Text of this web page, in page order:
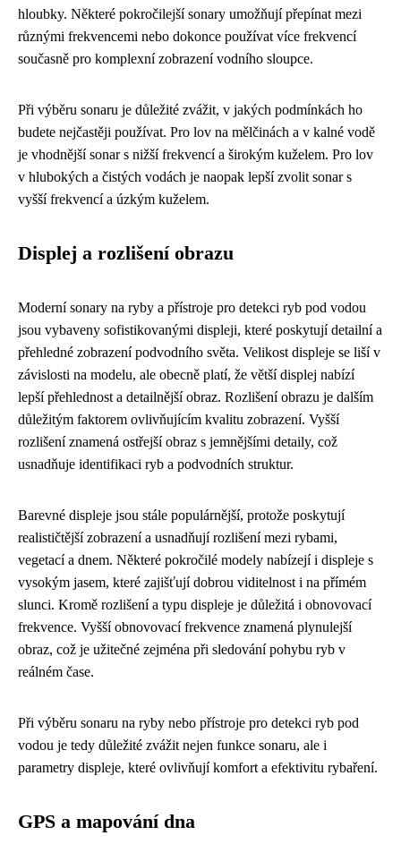
hloubky. Některé pokročilejší sonary umožňují přepínat mezi
různými frekvencemi nebo dokonce používat více frekvencí
současně pro komplexní zobrazení vodního sloupce.
Při výběru sonaru je důležité zvážit, v jakých podmínkách ho
budete nejčastěji používat. Pro lov na mělčinách a v kalné vodě
je vhodnější sonar s nižší frekvencí a širokým kuželem. Pro lov
v hlubokých a čistých vodách je naopak lepší zvolit sonar s
vyšší frekvencí a úzkým kuželem.
Displej a rozlišení obrazu
Moderní sonary na ryby a přístroje pro detekci ryb pod vodou
jsou vybaveny sofistikovanými displeji, které poskytují detailní a
přehledné zobrazení podvodního světa. Velikost displeje se liší v
závislosti na modelu, ale obecně platí, že větší displej nabízí
lepší přehlednost a detailnější obraz. Rozlišení obrazu je dalším
důležitým faktorem ovlivňujícím kvalitu zobrazení. Vyšší
rozlišení znamená ostřejší obraz s jemnějšími detaily, což
usnadňuje identifikaci ryb a podvodních struktur.
Barevné displeje jsou stále populárnější, protože poskytují
realističtější zobrazení a usnadňují rozlišení mezi rybami,
vegetací a dnem. Některé pokročilé modely nabízejí i ​​displeje s
vysokým jasem, které zajišťují dobrou viditelnost i na přímém
slunci. Kromě rozlišení a typu displeje je důležitá i obnovovací
frekvence. Vyšší obnovovací frekvence znamená plynulejší
obraz, což je užitečné zejména při sledování pohybu ryb v
reálném čase.
Při výběru sonaru na ryby nebo přístroje pro detekci ryb pod
vodou je tedy důležité zvážit nejen funkce sonaru, ale i
parametry displeje, které ovlivňují komfort a efektivitu rybaření.
GPS a mapování dna